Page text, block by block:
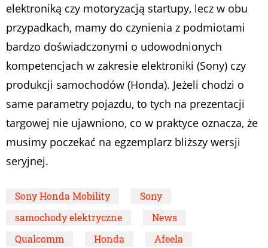
elektroniką czy motoryzacją startupy, lecz w obu
przypadkach, mamy do czynienia z podmiotami
bardzo doświadczonymi o udowodnionych
kompetencjach w zakresie elektroniki (Sony) czy
produkcji samochodów (Honda). Jeżeli chodzi o
same parametry pojazdu, to tych na prezentacji
targowej nie ujawniono, co w praktyce oznacza, że
musimy poczekać na egzemplarz bliższy wersji
seryjnej.
Sony Honda Mobility
Sony
samochody elektryczne
News
Qualcomm
Honda
Afeela